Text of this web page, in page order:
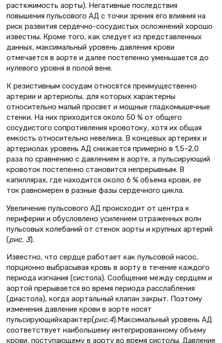
растяжимость аорты). Негативные последствия
повышения пульсового АД с точки зрения его влияния на
риск развития сердечно-сосудистых осложнений хорошо
известны. Кроме того, как следует из представленных
данных, максимальный уровень давления крови
отмечается в аорте и далее постепенно уменьшается до
нулевого уровня в полой вене.
К резистивным сосудам относятся преимущественно
артерии и артериолы, для которых характерны
относительно малый просвет и мощные гладкомышечные
стенки. На них приходится около 50 % от общего
сосудистого сопротивления кровотоку, хотя их общая
емкость относительно невелика. В концевых артериях и
артериолах уровень АД снижается примерно в 1,5–2,0
раза по сравнению с давлением в аорте, а пульсирующий
кровоток постепенно становится непрерывным. В
капиллярах, где находится около 6 % объема крови, ее
ток равномерен в разные фазы сердечного цикла.
Увеличение пульсового АД происходит от центра к
периферии и обусловлено усилением отраженных волн
пульсовых колебаний от стенок аорты и крупных артерий
(рис. 3).
Известно, что сердце работает как пульсовой насос,
порционно выбрасывая кровь в аорту в течение каждого
периода изгнания (систола). Сообщение между сердцем и
аортой прерывается во время периода расслабления
(диастола), когда аортальный клапан закрыт. Поэтому
изменения давление крови в аорте носят
пульсирующийхарактер(рис.4).Максимальный уровень АД
соответствует наибольшему интегрированному объему
крови, поступающему в аорту во время систолы. Давление